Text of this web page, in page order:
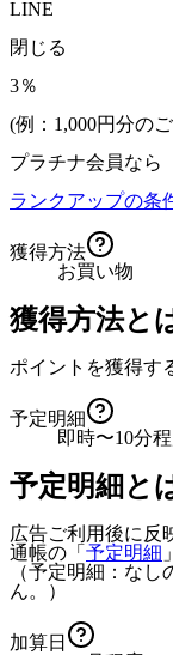
LINE
閉じる
3％
(例：1,000円分の
プラチナ会員なら
ランクアップの条
獲得方法
お買い物
獲得方法と
ポイントを獲得す
予定明細
即時〜10分
予定明細と
広告ご利用後に反
通帳の「 予定明細
（予定明細：な
ん。）
加算日